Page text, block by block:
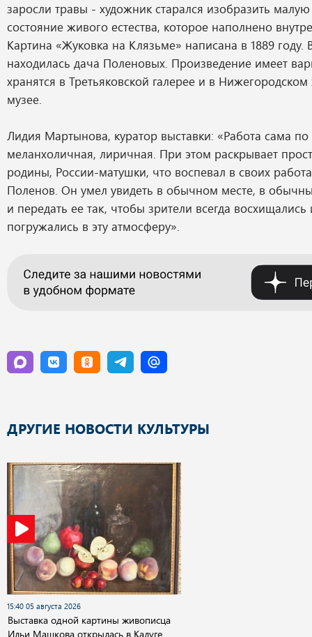
заросли травы - художник старался изобразить
состояние живого естества, которое наполнено
Картина «Жуковка на Клязьме» написана в 1889 году.
находилась дача Поленовых. Произведение имеет
хранятся в Третьяковской галерее и в
музее.
Лидия Мартынова, куратор выставки: «Работа сама по
меланхоличная, лиричная. При этом раскрывает
родины, России-матушки, что воспевал в своих
Поленов. Он умел увидеть в обычном месте, в
и передать ее так, чтобы зрители всегда
погружались в эту атмосферу».
ДРУГИЕ НОВОСТИ КУЛЬТУРЫ
15:40 05 августа 2026
Выставка одной картины живописца
Ильи Машкова открылась в Калуге